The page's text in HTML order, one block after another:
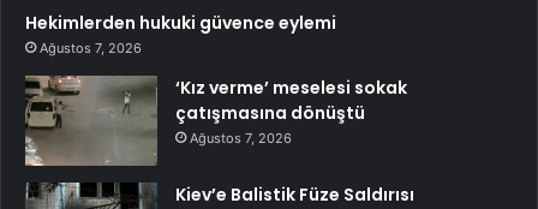
Hekimlerden hukuki güvence eylemi
Ağustos 7, 2026
‘Kız verme’ meselesi sokak
çatışmasına dönüştü
Ağustos 7, 2026
Kiev’e Balistik Füze Saldırısı